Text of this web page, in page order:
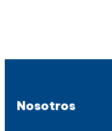
Nosotros